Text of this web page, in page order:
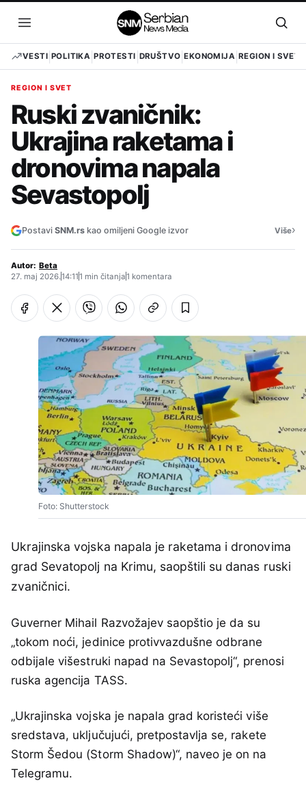
sadržaj
Otvori
meni
VESTI POLITIKA PROTESTI DRUŠTVO EKONOMIJA REGION I SVET
REGION I SVET
Ruski zvaničnik:
Ukrajina raketama i
dronovima napala
Sevastopolj
Postavi SNM.rs kao omiljeni Google izvor Više›
Autor: Beta
27. maj 2026.14:111 min čitanja1 komentara
Foto: Shutterstock
Ukrajinska vojska napala je raketama i dronovima
grad Sevatopolj na Krimu, saopštili su danas ruski
zvaničnici.
Guverner Mihail Razvožajev saopštio je da su
„tokom noći, jedinice protivvazdušne odbrane
odbijale višestruki napad na Sevastopolj“, prenosi
ruska agencija TASS.
„Ukrajinska vojska je napala grad koristeći više
sredstava, uključujući, pretpostavlja se, rakete
Storm Šedou (Storm Shadow)“, naveo je on na
Telegramu.